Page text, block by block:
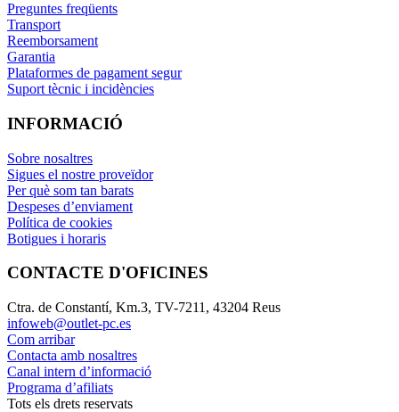
Preguntes freqüents
Transport
Reemborsament
Garantia
Plataformes de pagament segur
Suport tècnic i incidències
INFORMACIÓ
Sobre nosaltres
Sigues el nostre proveïdor
Per què som tan barats
Despeses d’enviament
Política de cookies
Botigues i horaris
CONTACTE D'OFICINES
Ctra. de Constantí, Km.3, TV-7211, 43204 Reus
infoweb@outlet-pc.es
Com arribar
Contacta amb nosaltres
Canal intern d’informació
Programa d’afiliats
Tots els drets reservats